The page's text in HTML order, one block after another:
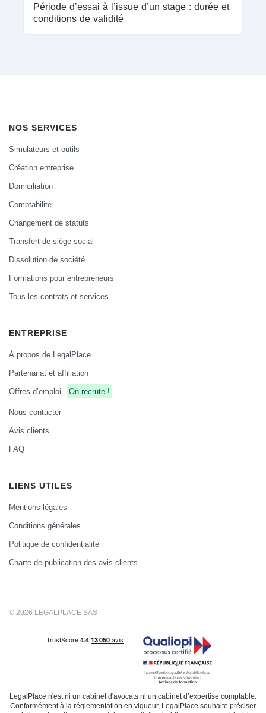
Période d’essai à l’issue d’un stage : durée et
conditions de validité
NOS SERVICES
Simulateurs et outils
Création entreprise
Domiciliation
Comptabilité
Changement de statuts
Transfert de siège social
Dissolution de société
Formations pour entrepreneurs
Tous les contrats et services
ENTREPRISE
À propos de LegalPlace
Partenariat et affiliation
Offres d’emploi
On recrute !
Nous contacter
Avis clients
FAQ
LIENS UTILES
Mentions légales
Conditions générales
Politique de confidentialité
Charte de publication des avis clients
© 2026 LEGALPLACE SAS
LegalPlace n'est ni un cabinet d'avocats ni un cabinet d’expertise comptable.
Conformément à la réglementation en vigueur, LegalPlace souhaite préciser